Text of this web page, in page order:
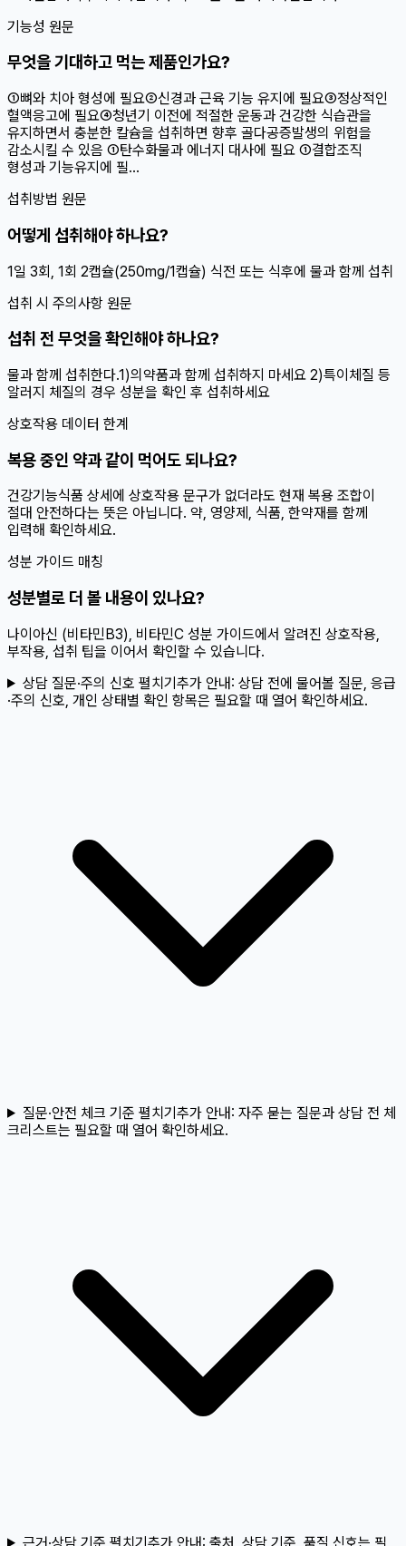
기능성 원문
무엇을 기대하고 먹는 제품인가요?
①뼈와 치아 형성에 필요②신경과 근육 기능 유지에 필요③정상적인
혈액응고에 필요④청년기 이전에 적절한 운동과 건강한 식습관을
유지하면서 충분한 칼슘을 섭취하면 향후 골다공증발생의 위험을
감소시킬 수 있음 ①탄수화물과 에너지 대사에 필요 ①결합조직
형성과 기능유지에 필...
섭취방법 원문
어떻게 섭취해야 하나요?
1일 3회, 1회 2캡슐(250mg/1캡슐) 식전 또는 식후에 물과 함께 섭취
섭취 시 주의사항 원문
섭취 전 무엇을 확인해야 하나요?
물과 함께 섭취한다.1)의약품과 함께 섭취하지 마세요 2)특이체질 등
알러지 체질의 경우 성분을 확인 후 섭취하세요
상호작용 데이터 한계
복용 중인 약과 같이 먹어도 되나요?
건강기능식품 상세에 상호작용 문구가 없더라도 현재 복용 조합이
절대 안전하다는 뜻은 아닙니다. 약, 영양제, 식품, 한약재를 함께
입력해 확인하세요.
성분 가이드 매칭
성분별로 더 볼 내용이 있나요?
나이아신 (비타민B3), 비타민C 성분 가이드에서 알려진 상호작용,
부작용, 섭취 팁을 이어서 확인할 수 있습니다.
상담 질문·주의 신호 펼치기추가 안내: 상담 전에 물어볼 질문, 응급
·주의 신호, 개인 상태별 확인 항목은 필요할 때 열어 확인하세요.
질문·안전 체크 기준 펼치기추가 안내: 자주 묻는 질문과 상담 전 체
크리스트는 필요할 때 열어 확인하세요.